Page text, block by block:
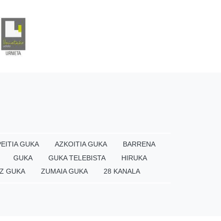
GUKA AZKOITIA GUKA
BARRENA
GUKA GUKA TELEBISTA
HIRUKA
GUKA ZUMAIA GUKA 28 KANALA